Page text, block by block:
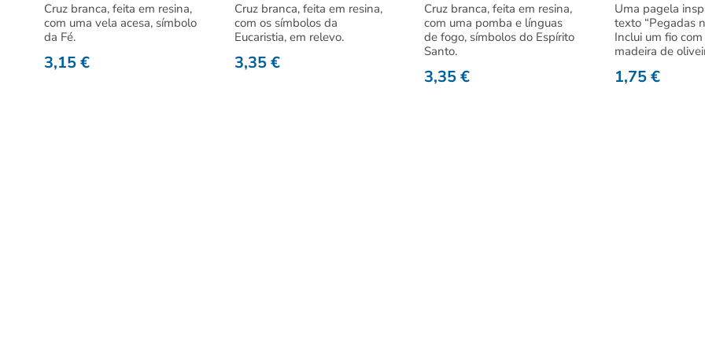
Cruz branca, feita em resina,
com uma vela acesa, símbolo
da Fé.
3,15€
Cruz branca, feita em resina,
com os símbolos da
Eucaristia, em relevo.
3,35€
Cruz branca, feita em resina,
com uma pomba e línguas
de fogo, símbolos do Espírito
Santo.
3,35€
Uma pagela
texto “Pegadas
Inclui um fio
madeira de
1,75€